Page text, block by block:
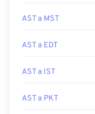
AST a MST
AST a EDT
AST a IST
AST a PKT